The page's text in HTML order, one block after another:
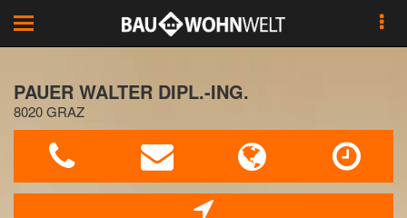
Toggle
navigation
PAUER WALTER DIPL.-ING.
8020 GRAZ